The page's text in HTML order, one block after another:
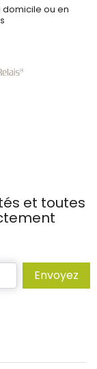
domicile ou en
et toutes
Envoyez